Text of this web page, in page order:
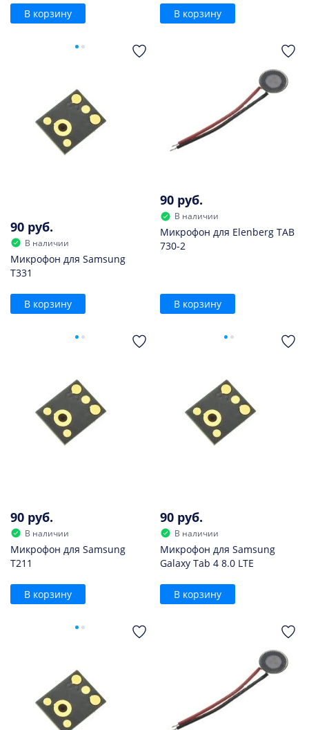
В корзину В корзину
90 руб.
В наличии
Микрофон для Samsung
T331
В корзину
90 руб.
В наличии
Микрофон для Elenberg TAB
730-2
В корзину
90 руб.
В наличии
Микрофон для Samsung
T211
В корзину
90 руб.
В наличии
Микрофон для Samsung
Galaxy Tab 4 8.0 LTE
В корзину